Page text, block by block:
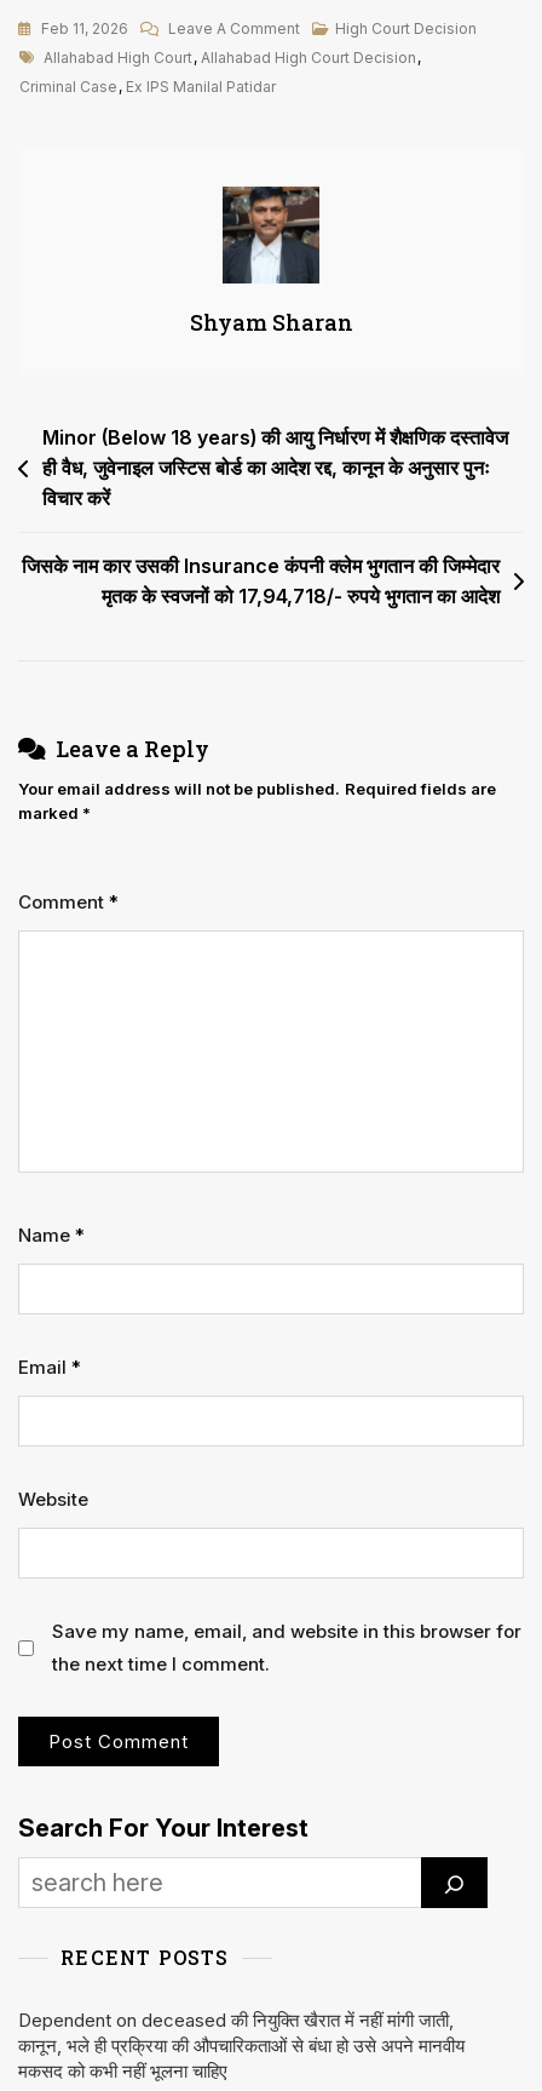
Feb 11, 2026 Leave A CommentOn
पूर्व
खिलाफ
चल
आपराधिक
केस
रोक,
स्टेट
सप्ताह
जवाब
High Court Decision
Tags
Allahabad High Court, Allahabad High Court Decision ,
Criminal Case , Ex IPS Manilal Patidar
Shyam Sharan
Post
navigation
Minor (Below 18 years) की आयु निर्धारण में शैक्षणिक दस्तावेज
ही वैध, जुवेनाइल जस्टिस बोर्ड का आदेश रद्द, कानून के अनुसार पुनः
विचार करें
जिसके नाम कार उसकी Insurance कंपनी क्लेम भुगतान की जिम्मेदार
मृतक के स्वजनों को 17,94,718/- रुपये भुगतान का आदेश
Leave a Reply
Your email address will not be published. Required fields are
marked *
Comment *
Name *
Email *
Website
Save my name, email, and website in this browser for
the next time I comment.
Search For Your Interest
RECENT POSTS
Dependent on deceased की नियुक्ति खैरात में नहीं मांगी जाती,
कानून, भले ही प्रक्रिया की औपचारिकताओं से बंधा हो उसे अपने मानवीय
मकसद को कभी नहीं भूलना चाहिए